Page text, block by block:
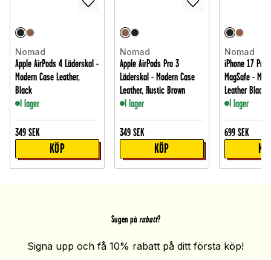
Nomad
Apple AirPods 4 Läderskal -
Modern Case Leather,
Black
I lager
349 SEK
KÖP
Nomad
Apple AirPods Pro 3
Läderskal - Modern Case
Leather, Rustic Brown
I lager
349 SEK
KÖP
Nomad
iPhone 17 Pro
MagSafe -
Leather Black
I lager
699 SEK
Sugen på rabatt?
Signa upp och få 10% rabatt på ditt första köp!